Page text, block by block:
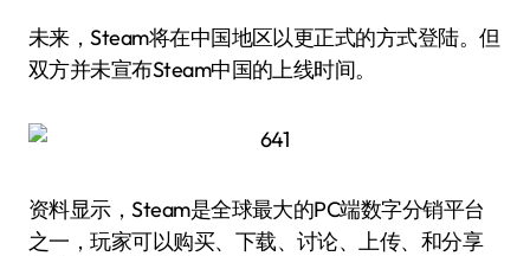
未来，Steam将在中国地区以更正式的方式登陆。但
双方并未宣布Steam中国的上线时间。
资料显示，Steam是全球最大的PC端数字分销平台
之一，玩家可以购买、下载、讨论、上传、和分享